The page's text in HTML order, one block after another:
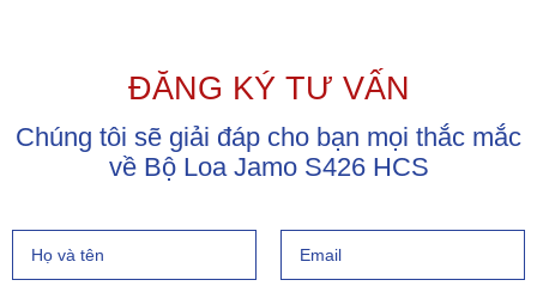
ĐĂNG KÝ TƯ VẤN
Chúng tôi sẽ giải đáp cho bạn mọi thắc mắc
về Bộ Loa Jamo S426 HCS